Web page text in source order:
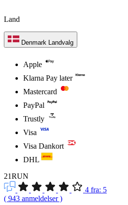
Land
Denmark Landvalg
Apple
Klarna Pay later
Mastercard
PayPal
Trustly
Visa
Visa Dankort
DHL
21RUN
4 fra: 5
( 943 anmeldelser)